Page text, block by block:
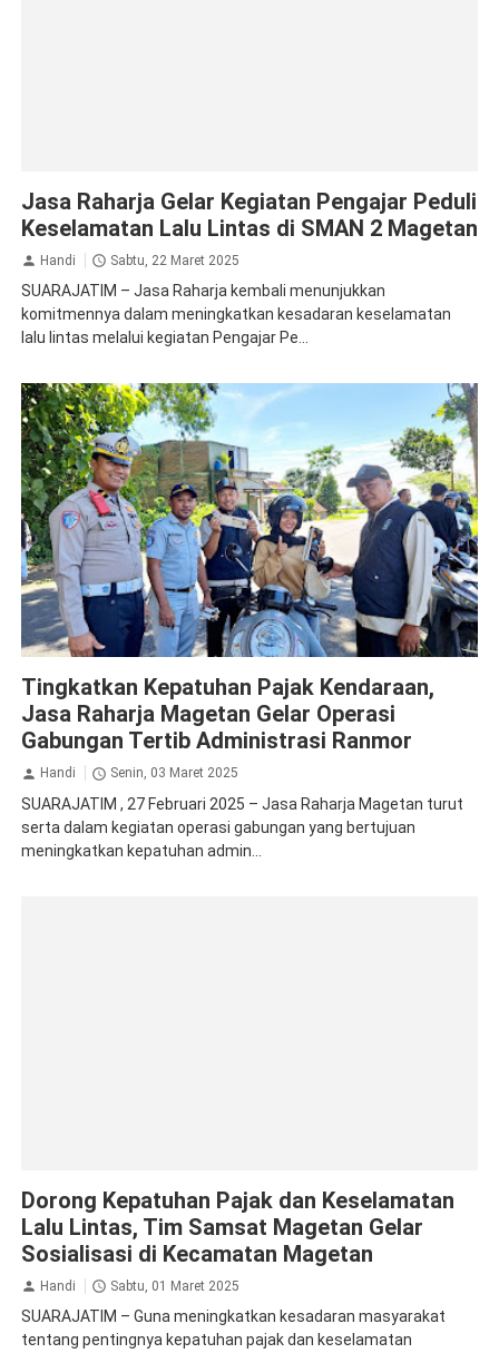
Jasa Raharja Gelar Kegiatan Pengajar Peduli
Keselamatan Lalu Lintas di SMAN 2 Magetan
Handi Sabtu, 22 Maret 2025
SUARAJATIM – Jasa Raharja kembali menunjukkan
komitmennya dalam meningkatkan kesadaran keselamatan
lalu lintas melalui kegiatan Pengajar Pe...
Tingkatkan Kepatuhan Pajak Kendaraan,
Jasa Raharja Magetan Gelar Operasi
Gabungan Tertib Administrasi Ranmor
Handi Senin, 03 Maret 2025
SUARAJATIM , 27 Februari 2025 – Jasa Raharja Magetan turut
serta dalam kegiatan operasi gabungan yang bertujuan
meningkatkan kepatuhan admin...
Dorong Kepatuhan Pajak dan Keselamatan
Lalu Lintas, Tim Samsat Magetan Gelar
Sosialisasi di Kecamatan Magetan
Handi Sabtu, 01 Maret 2025
SUARAJATIM – Guna meningkatkan kesadaran masyarakat
tentang pentingnya kepatuhan pajak dan keselamatan